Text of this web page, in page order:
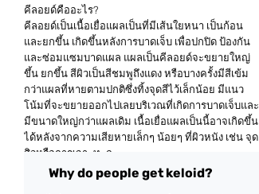
คีลอยด์คืออะไร?
คีลอยด์เป็นเนื้อเยื่อแผลเป็นที่มีเส้นใยหนา เป็นก้อน
และยกขึ้น เกิดขึ้นหลังการบาดเจ็บ เพื่อปกปิด ป้องกัน
และซ่อมแซมบาดแผล แผลเป็นคีลอยด์จะขยายใหญ่
ขึ้น ยกขึ้น สีผิวเป็นสีชมพูถึงแดง หรือบางครั้งมีสีเข้ม
กว่าแผลที่หายตามปกติซึ่งทิ้งจุดสีไว้เล็กน้อย มีแนว
โน้มที่จะขยายออกไปเลยบริเวณที่เกิดการบาดเจ็บและ
มีขนาดใหญ่กว่าแผลเดิม เนื้อเยื่อแผลเป็นนี้อาจเกิดขึ้น
ได้หลังจากความเสียหายเล็กๆ น้อยๆ ที่ผิวหนัง เช่น จุด
สิวหรือการเจาะทะลุ
Why do people get keloid?